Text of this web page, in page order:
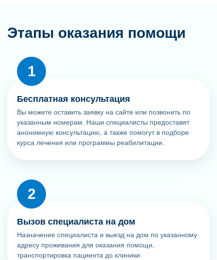
Этапы оказания помощи
Бесплатная консультация
Вы можете оставить заявку на сайте или позвонить по
указанным номерам. Наши специалисты предоставят
анонимную консультацию, а также помогут в подборе
курса лечения или программы реабилитации.
Вызов специалиста на дом
Назначение специалиста и выезд на дом по указанному
адресу проживания для оказания помощи,
транспортировка пациента до клиники.